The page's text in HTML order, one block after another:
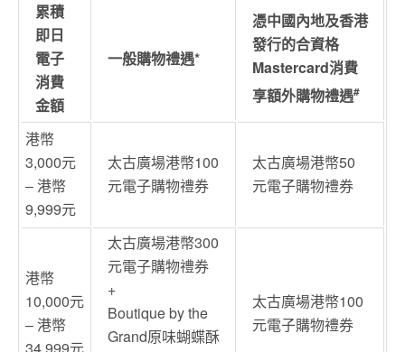
累積
即日
電子
消費
金額
一般購物禮遇*
憑中國內地及香港
發行的合資格
Mastercard消費
享額外購物禮遇#
港幣
3,000元
– 港幣
9,999元
太古廣場港幣100
元電子購物禮券
太古廣場港幣50
元電子購物禮券
港幣
10,000元
– 港幣
太古廣場港幣300
元電子購物禮券
+
Boutique by the
Grand原味蝴蝶酥
太古廣場港幣100
元電子購物禮券